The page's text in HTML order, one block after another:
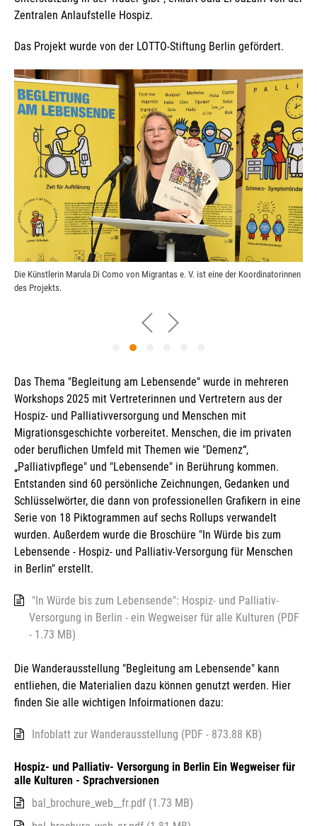
Zentralen Anlaufstelle Hospiz.
Das Projekt wurde von der LOTTO-Stiftung Berlin gefördert.
Die Künstlerin Marula Di Como von Migrantas e. V. ist eine der Koordinatorinnen
des Projekts.
Das Thema "Begleitung am Lebensende" wurde in mehreren
Workshops 2025 mit Vertreterinnen und Vertretern aus der
Hospiz- und Palliativversorgung und Menschen mit
Migrationsgeschichte vorbereitet. Menschen, die im privaten
oder beruflichen Umfeld mit Themen wie "Demenz“,
„Palliativpflege" und "Lebensende" in Berührung kommen.
Entstanden sind 60 persönliche Zeichnungen, Gedanken und
Schlüsselwörter, die dann von professionellen Grafikern in eine
Serie von 18 Piktogrammen auf sechs Rollups verwandelt
wurden. Außerdem wurde die Broschüre "In Würde bis zum
Lebensende - Hospiz- und Palliativ-Versorgung für Menschen
in Berlin" erstellt.
"In Würde bis zum Lebensende": Hospiz- und Palliativ-
Versorgung in Berlin - ein Wegweiser für alle Kulturen (PDF
- 1.73 MB)
Die Wanderausstellung "Begleitung am Lebensende" kann
entliehen, die Materialien dazu können genutzt werden. Hier
finden Sie alle wichtigen Infoirmationen dazu:
Infoblatt zur Wanderausstellung (PDF - 873.88 KB)
Hospiz- und Palliativ- Versorgung in Berlin Ein Wegweiser für
alle Kulturen - Sprachversionen
bal_brochure_web__fr.pdf (1.73 MB)